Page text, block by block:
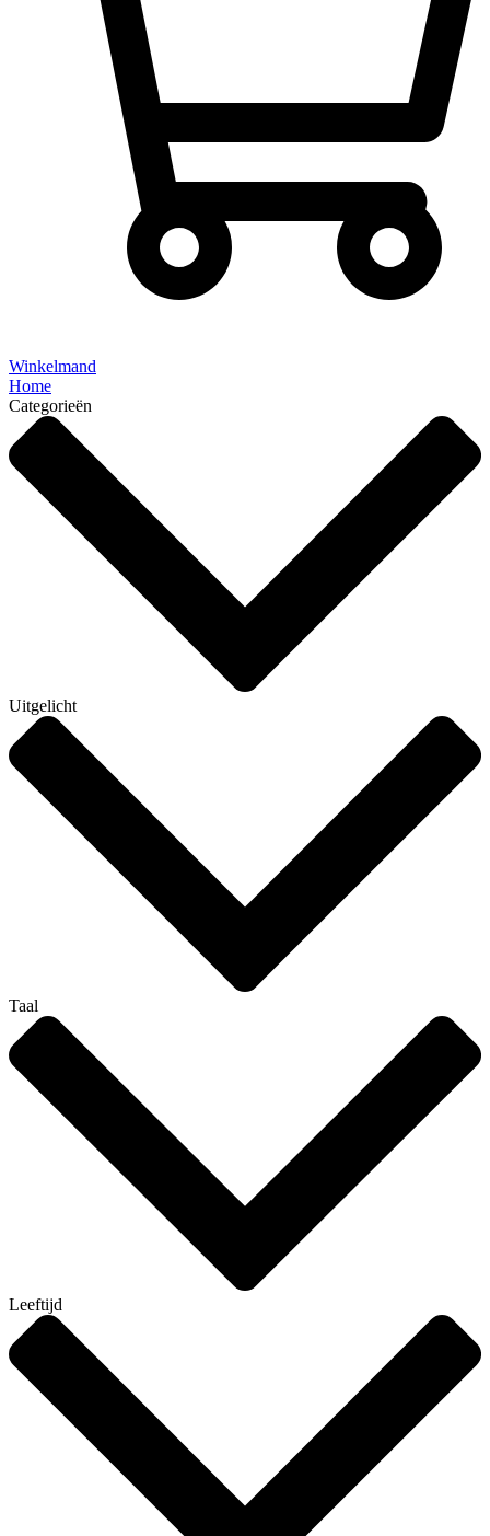
Winkelmand
Home
Categorieën
Uitgelicht
Taal
Leeftijd